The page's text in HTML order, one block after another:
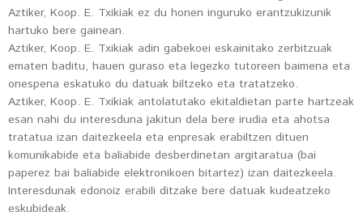
Aztiker, Koop. E. Txikiak ez du honen inguruko erantzukizunik
hartuko bere gainean.
Aztiker, Koop. E. Txikiak adin gabekoei eskainitako zerbitzuak
ematen baditu, hauen guraso eta legezko tutoreen baimena eta
onespena eskatuko du datuak biltzeko eta tratatzeko.
Aztiker, Koop. E. Txikiak antolatutako ekitaldietan parte hartzeak
esan nahi du interesduna jakitun dela bere irudia eta ahotsa
tratatua izan daitezkeela eta enpresak erabiltzen dituen
komunikabide eta baliabide desberdinetan argitaratua (bai
paperez bai baliabide elektronikoen bitartez) izan daitezkeela.
Interesdunak edonoiz erabili ditzake bere datuak kudeatzeko